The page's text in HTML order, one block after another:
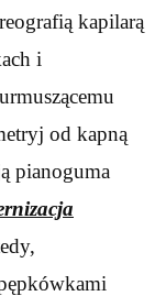
kapilarą
i
od kapną
pianoguma